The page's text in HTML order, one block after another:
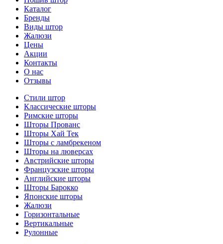
Каталог
Бренды
Виды штор
Жалюзи
Цены
Акции
Контакты
О нас
Отзывы
Стили штор
Классические шторы
Римские шторы
Шторы Прованс
Шторы Хай Тек
Шторы с ламбрекеном
Шторы на люверсах
Австрийские шторы
Французские шторы
Английские шторы
Шторы Барокко
Японские шторы
Жалюзи
Горизонтальные
Вертикальные
Рулонные